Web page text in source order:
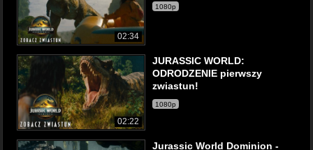
02:34
1080p
02:22
JURASSIC WORLD:
ODRODZENIE pierwszy
zwiastun!
1080p
Jurassic World Dominion -